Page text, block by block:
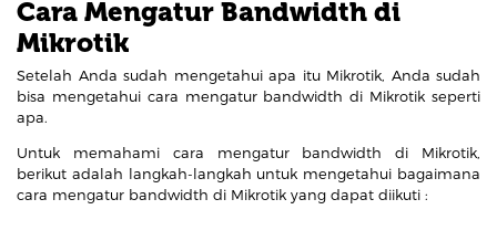
Cara Mengatur Bandwidth di
Mikrotik
Setelah Anda sudah mengetahui apa itu Mikrotik, Anda sudah
bisa mengetahui cara mengatur bandwidth di Mikrotik seperti
apa.
Untuk memahami cara mengatur bandwidth di Mikrotik,
berikut adalah langkah-langkah untuk mengetahui bagaimana
cara mengatur bandwidth di Mikrotik yang dapat diikuti :